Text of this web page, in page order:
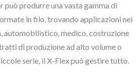
può produrre una vasta gamma di
in filo, trovando applicazioni nei
automobilistico, medico, costruzione
di produzione ad alto volume o
serie, il X-Flex può gestire tutto.